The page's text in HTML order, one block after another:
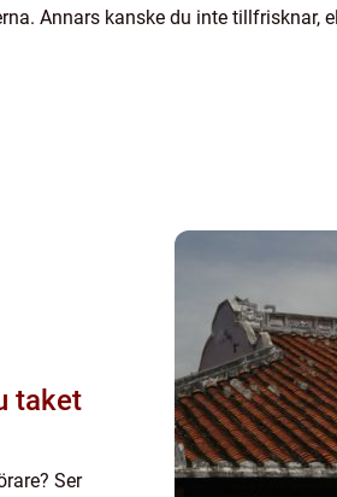
Annars kanske du inte tillfrisknar,
Ser